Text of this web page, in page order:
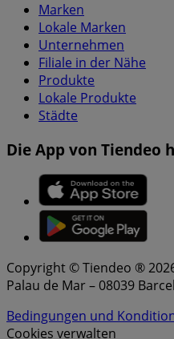
Marken
Lokale Marken
Unternehmen
Filiale in der Nähe
Produkte
Lokale Produkte
Städte
Die App von Tiendeo
Copyright © Tiendeo ®
Palau de Mar – 08039
Bedingungen und
Cookies verwalten